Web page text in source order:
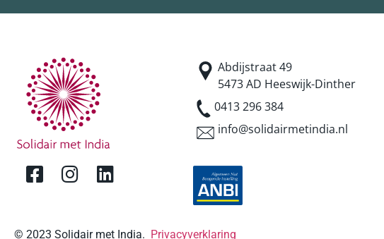
Abdijstraat 49
5473 AD Heeswijk-Dinther
0413 296 384
info@solidairmetindia.nl
© 2023 Solidair met India. Privacyverklaring